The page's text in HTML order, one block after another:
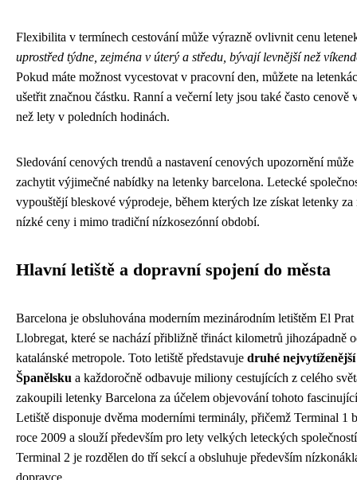
Flexibilita v termínech cestování může výrazně ovlivnit cenu
uprostřed týdne, zejména v úterý a středu, bývají levnější než
Pokud máte možnost vycestovat v pracovní den, můžete na
ušetřit značnou částku. Ranní a večerní lety jsou také často cenově
než lety v poledních hodinách.
Sledování cenových trendů a nastavení cenových upozornění
zachytit výjimečné nabídky na letenky barcelona. Letecké
vypouštějí bleskové výprodeje, během kterých lze získat letenky za
nízké ceny i mimo tradiční nízkosezónní období.
Hlavní letiště a dopravní spojení do města
Barcelona je obsluhována moderním mezinárodním letištěm El Prat
Llobregat, které se nachází přibližně třináct kilometrů jihozápadně
katalánské metropole. Toto letiště představuje druhé nejvytíženější
Španělsku a každoročně odbavuje miliony cestujících z celého
zakoupili letenky Barcelona za účelem objevování tohoto
Letiště disponuje dvěma moderními terminály, přičemž Terminal 1
roce 2009 a slouží především pro lety velkých leteckých
Terminal 2 je rozdělen do tří sekcí a obsluhuje především